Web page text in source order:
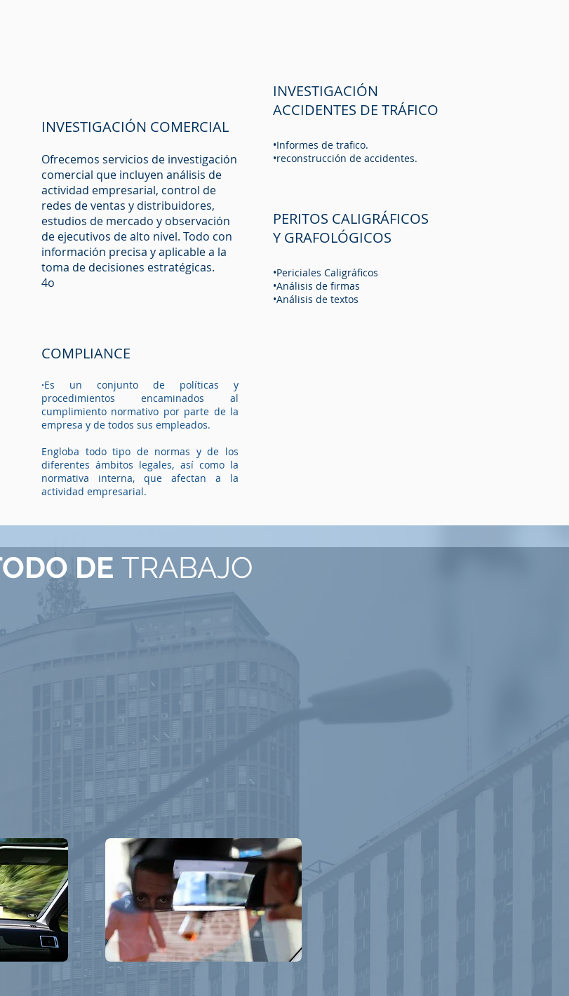
INVESTIGACIÓN COMERCIAL
Ofrecemos servicios de investigación
comercial que incluyen análisis de
actividad empresarial, control de
redes de ventas y distribuidores,
estudios de mercado y observación
de ejecutivos de alto nivel. Todo con
información precisa y aplicable a la
toma de decisiones estratégicas.
4o
INVESTIGACIÓN
ACCIDENTES DE TRÁFICO
•Informes de trafico.
•reconstrucción de accidentes.
PERITOS CALIGRÁFICOS
Y GRAFOLÓGICOS
•Periciales Caligráficos
•Análisis de firmas
•Análisis de textos
COMPLIANCE
·Es un conjunto de políticas y
procedimientos encaminados al
cumplimiento normativo por parte de la
empresa y de todos sus empleados.
Engloba todo tipo de normas y de los
diferentes ámbitos legales, así como la
normativa interna, que afectan a la
actividad empresarial.
DE TRABAJO
cuándo se lleva a cabo cada actuación y del coste de la misma, dando su
privado está a cargo del caso y dispone de su número de contacto
lo que permite al cliente acceder a información de primera mano y resolver